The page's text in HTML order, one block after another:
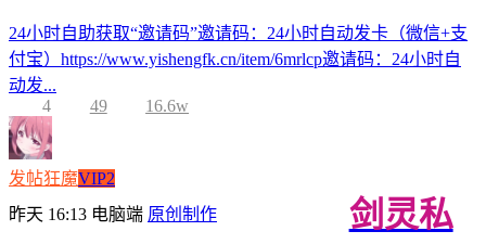
24小时自助获取“邀请码”邀请码：24小时自动发卡（微信+支
付宝）https://www.yishengfk.cn/item/6mrlcp邀请码：24小时自
动发...
4
49 16.6w
发帖狂魔VIP2
昨天 16:13 电脑端 原创制作
剑灵私